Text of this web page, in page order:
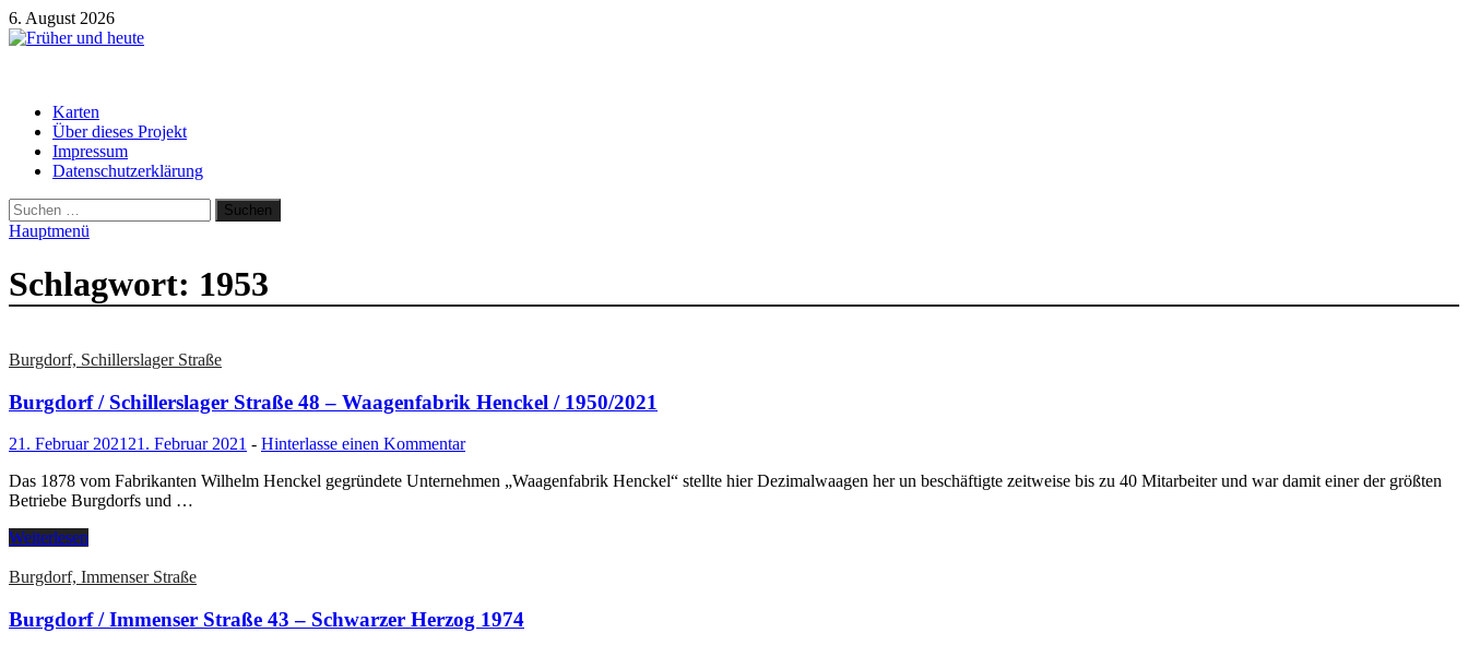
Zum
Inhalt
6. August 2026
Karten
Über dieses Projekt
Impressum
Datenschutzerklärung
Suchen
nach:
Hauptmenü
Schlagwort: 1953
Burgdorf, Schillerslager Straße
Burgdorf / Schillerslager Straße 48 – Waagenfabrik Henckel / 1950/2021
21. Februar 2021 21. Februar 2021 - Hinterlasse einen Kommentar
Das 1878 vom Fabrikanten Wilhelm Henckel gegründete Unternehmen „Waagenfabrik Henckel“ stellte hier Dezimalwaagen her un beschäftigte zeitweise bis zu 40 Mitarbeiter und war damit einer der größten
Betriebe Burgdorfs und …
Weiterlesen
Burgdorf, Immenser Straße
Burgdorf / Immenser Straße 43 – Schwarzer Herzog 1974